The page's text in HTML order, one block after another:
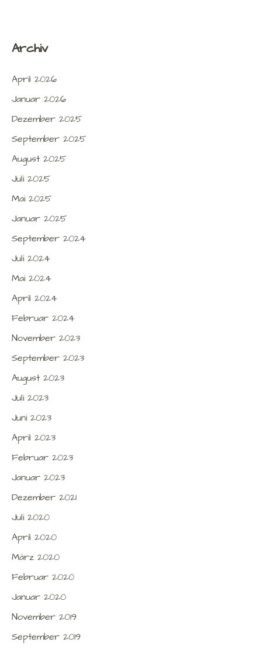
Archiv
April 2026
Januar 2026
Dezember 2025
September 2025
August 2025
Juli 2025
Mai 2025
Januar 2025
September 2024
Juli 2024
Mai 2024
April 2024
Februar 2024
November 2023
September 2023
August 2023
Juli 2023
Juni 2023
April 2023
Februar 2023
Januar 2023
Dezember 2021
Juli 2020
April 2020
März 2020
Februar 2020
Januar 2020
November 2019
September 2019